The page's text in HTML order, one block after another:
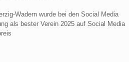
Wadern wurde bei den Social Media
als bester Verein 2025 auf Social Media